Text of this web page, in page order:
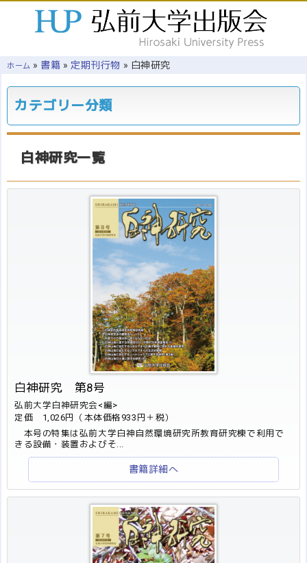
ホーム » 書籍 » 定期刊行物 » 白神研究
カテゴリー分類
白神研究一覧
白神研究 第8号
弘前大学白神研究会<編>
定価 1,026円（本体価格933円＋税）
本号の特集は弘前大学白神自然環境研究所教育研究棟で利用で
きる設備・装置およびそ...
書籍詳細へ